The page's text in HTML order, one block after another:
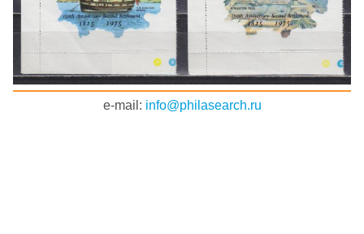
e-mail: info@philasearch.ru